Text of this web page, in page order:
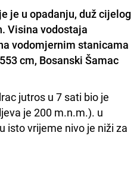
je u opadanju, duž cijelog
Visina vodostaja
vodomjernim stanicama
cm, Bosanski Šamac
jutros u 7 sati bio je
je 200 m.n.m.). u
isto vrijeme nivo je niži za